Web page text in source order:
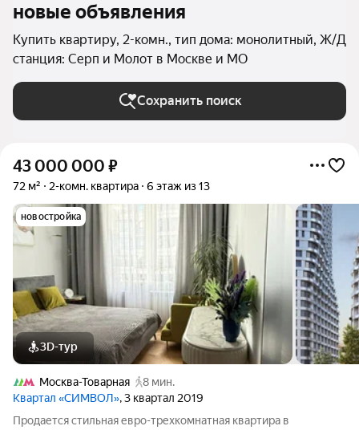
новые объявления
Купить квартиру, 2-комн., тип дома: монолитный, Ж/Д
станция: Серп и Молот в Москве и МО
Сохранить поиск
43 000 000 ₽
72 м² 2-комн. квартира 6 этаж из 13
новостройка
3D-тур
Москва-Товарная
8 мин.
Квартал «СИМВОЛ», 3 квартал 2019
Продается стильная евро-трехкомнатная квартира в